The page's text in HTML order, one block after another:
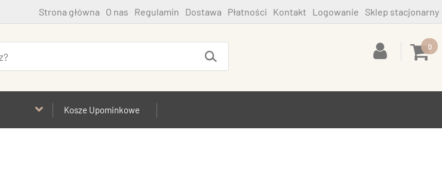
Strona główna O nas Regulamin Dostawa Płatności Kontakt Logowanie Sklep stacjonarny
0
Kosze Upominkowe